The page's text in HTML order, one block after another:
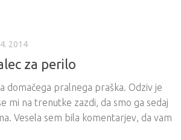
2014
za perilo
domačega pralnega praška. Odziv je
mi na trenutke zazdi, da smo ga sedaj
Vesela sem bila komentarjev, da vam